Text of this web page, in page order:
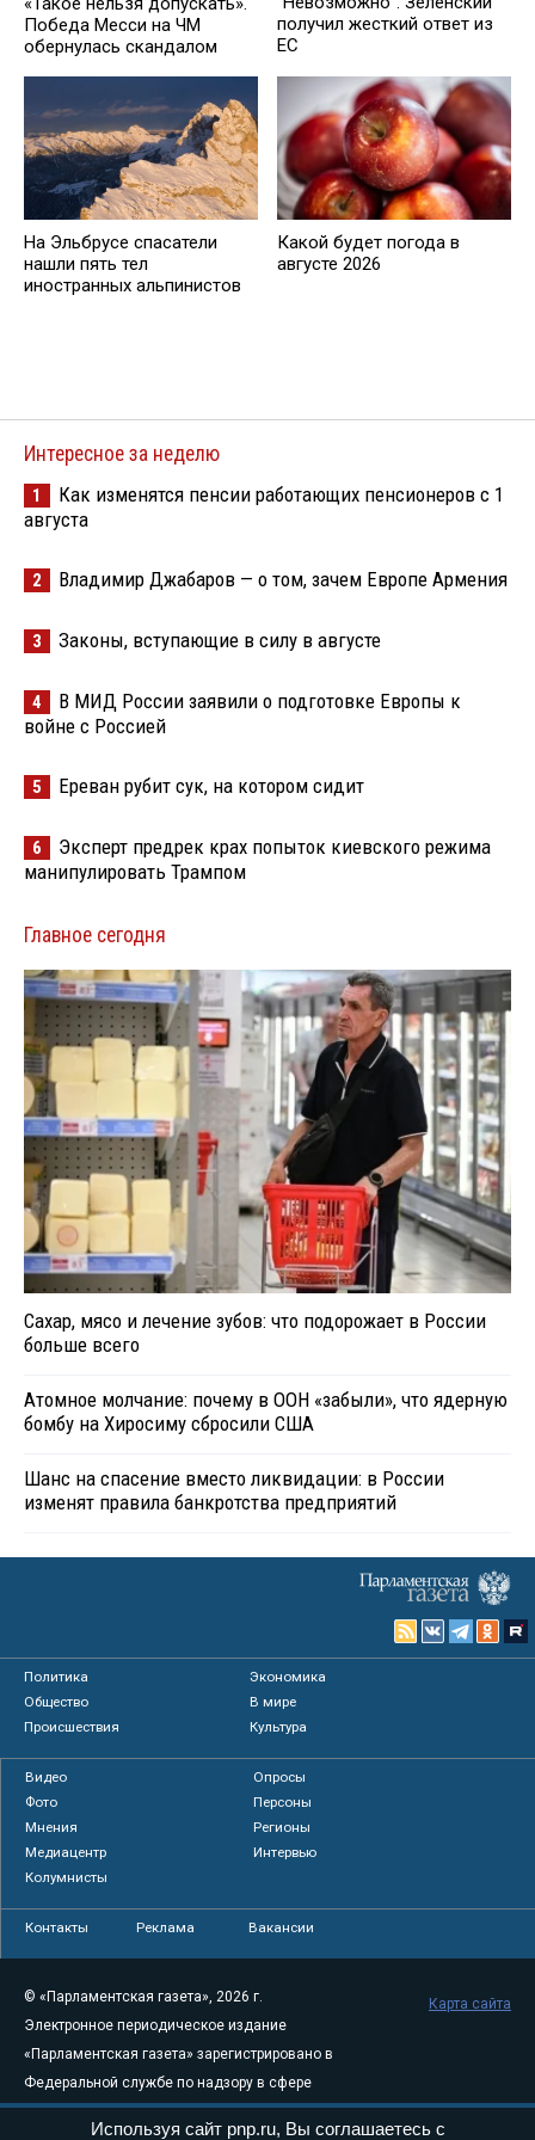
Победа Месси на ЧМ
обернулась скандалом
получил жесткий ответ из
ЕС
На Эльбрусе спасатели
нашли пять тел
иностранных альпинистов
Какой будет погода в
августе 2026
Интересное за неделю
1
Как изменятся пенсии работающих пенсионеров с 1
августа
2 Владимир Джабаров — о том, зачем Европе Армения
3 Законы, вступающие в силу в августе
4
В МИД России заявили о подготовке Европы к
войне с Россией
5 Ереван рубит сук, на котором сидит
6
Эксперт предрек крах попыток киевского режима
манипулировать Трампом
Главное сегодня
Сахар, мясо и лечение зубов: что подорожает в России
больше всего
Атомное молчание: почему в ООН «забыли», что ядерную
бомбу на Хиросиму сбросили США
Шанс на спасение вместо ликвидации: в России
изменят правила банкротства предприятий
Политика
Экономика
Общество
В мире
Происшествия
Культура
Видео
Опросы
Фото
Персоны
Мнения
Регионы
Медиацентр
Интервью
Колумнисты
Контакты Реклама Вакансии
© «Парламентская газета», 2026 г.
Электронное периодическое издание
«Парламентская газета» зарегистрировано в
Федеральной службе по надзору в сфере
связи, информационных технологий и
Карта сайта
Используя сайт pnp.ru, Вы соглашаетесь с